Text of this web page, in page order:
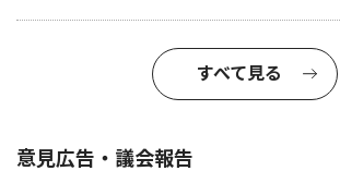
すべて見る
意見広告・議会報告